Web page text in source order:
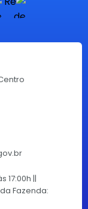
17:00h ||
Fazenda: